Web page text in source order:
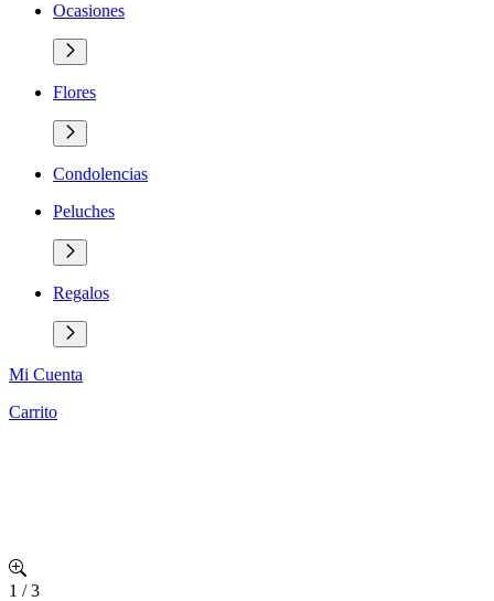
Ocasiones
Flores
Condolencias
Peluches
Regalos
Mi Cuenta
Carrito
1 /3